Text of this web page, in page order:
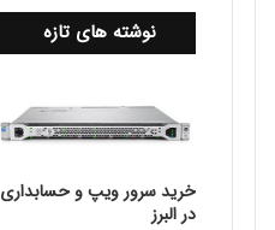
نوشته های تازه
خرید سرور ویپ و حسابداری
در البرز